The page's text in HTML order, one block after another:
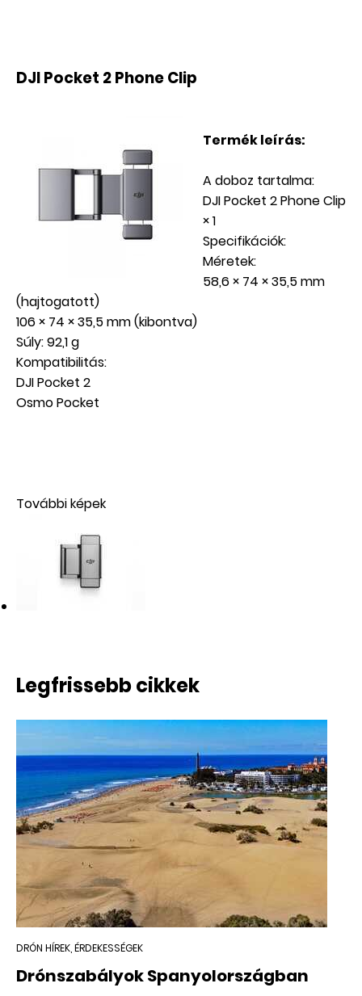
DJI Pocket 2 Phone Clip
Termék leírás:
A doboz tartalma:
DJI Pocket 2 Phone Clip
× 1
Specifikációk:
Méretek:
58,6 × 74 × 35,5 mm
(hajtogatott)
106 × 74 × 35,5 mm (kibontva)
Súly: 92,1 g
Kompatibilitás:
DJI Pocket 2
Osmo Pocket
További képek
Legfrissebb cikkek
DRÓN HÍREK, ÉRDEKESSÉGEK
Drónszabályok Spanyolországban